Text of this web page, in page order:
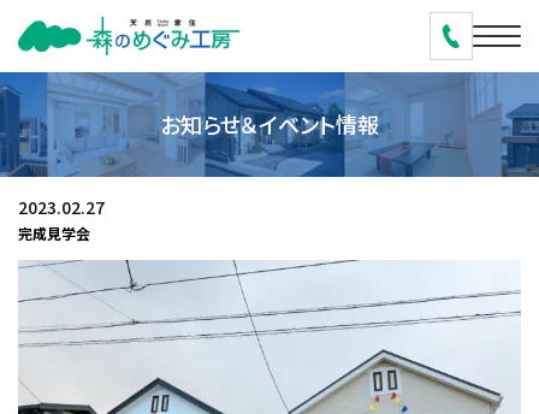
お知らせ＆イベント情報
2023.02.27
完成見学会